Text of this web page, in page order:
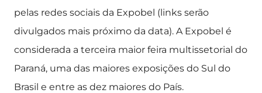
pelas redes sociais da Expobel (links serão
divulgados mais próximo da data). A Expobel é
considerada a terceira maior feira multissetorial do
Paraná, uma das maiores exposições do Sul do
Brasil e entre as dez maiores do País.